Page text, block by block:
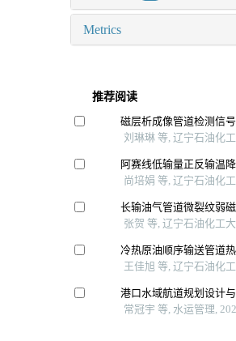
Metrics
推荐阅读
磁层析成像管道检测信
刘琳琳 等, 辽宁石油化
阿赛线低输量正反输温
尚培娟 等, 辽宁石油化
长输油气管道微裂纹弱
张贺 等, 辽宁石油化工
冷热原油顺序输送管道
王佳旭 等, 辽宁石油化
港口水域航道规划设计
常冠宇 等, 水运管理,